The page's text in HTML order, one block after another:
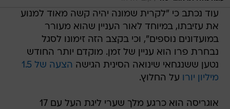
עוד נכתב כי "לקרית שמונה יהיה קשה מאוד למנוע
את עזיבתו, במיוחד לאור העניין שהוא מעורר
במועדונים נוספים", וכי בקצב הזה זימונו לסגל
נבחרת פרו הוא עניין של זמן. מוקדם יותר החודש
נטען ששנגחאי שינואה הסינית הגישה
הצעה של 1.5
מיליון יורו על החלוץ.
אוגריסה הוא כרגע מלך שערי ליגת העל עם 17